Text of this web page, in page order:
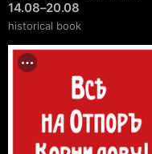
14.08–20.08
historical book